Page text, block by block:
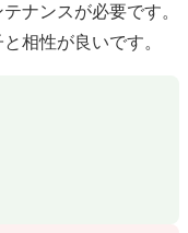
ナンスが必要です。
相性が良いです。